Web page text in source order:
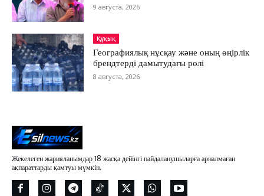
9 августа, 2026
Құқық
Географиялық нұсқау және оның өңірлік
брендтерді дамытудағы рөлі
8 августа, 2026
Жекелеген жарияланымдар 18 жасқа дейінгі пайдаланушыларға арналмаған
ақпараттарды қамтуы мүмкін.